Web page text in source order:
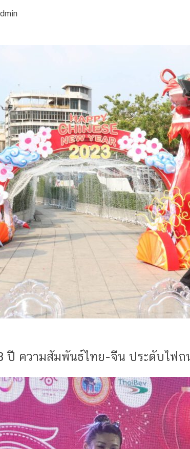
ปี ความสัมพันธ์ไทย-จีน ประดับไฟถ